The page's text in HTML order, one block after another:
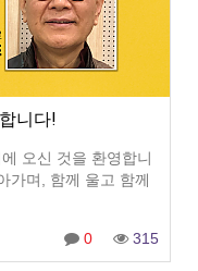
니다!
오신 것을 환영합니
가며, 함께 울고 함께
0 315